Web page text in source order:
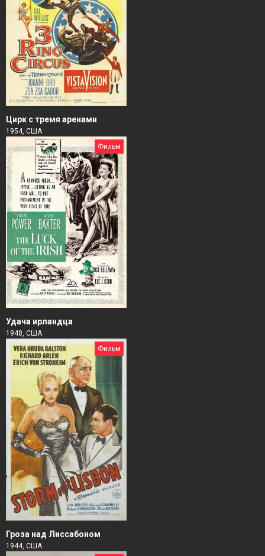
Цирк с тремя аренами
1954, США
Фильм
Удача ирландца
1948, США
Фильм
Гроза над Лиссабоном
1944, США